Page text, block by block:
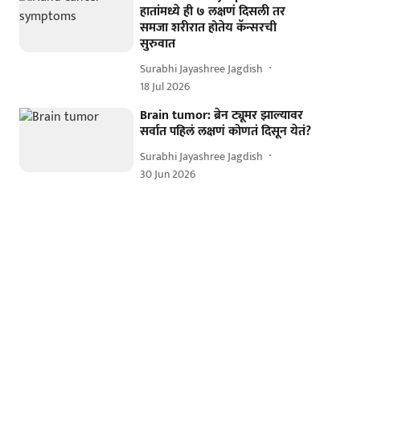
हातांमध्ये ही ७ लक्षणं दिसली तर
समजा शरीरात होतेय कॅन्सरची
सुरुवात
Surabhi Jayashree Jagdish
18 Jul 2026
Brain tumor: ब्रेन ट्यूमर झाल्यावर
सर्वात पहिलं लक्षणं कोणतं दिसून येतं?
Surabhi Jayashree Jagdish
30 Jun 2026